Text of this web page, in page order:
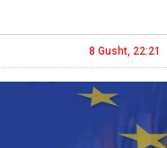
8 Gusht, 22:21